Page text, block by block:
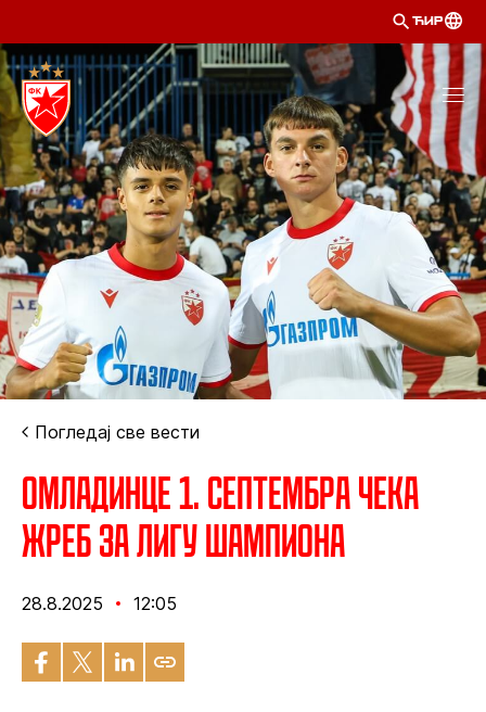
ЋИР
Погледај све вести
Омладинце 1. септембра чека
жреб за Лигу шампиона
28.8.2025 12:05